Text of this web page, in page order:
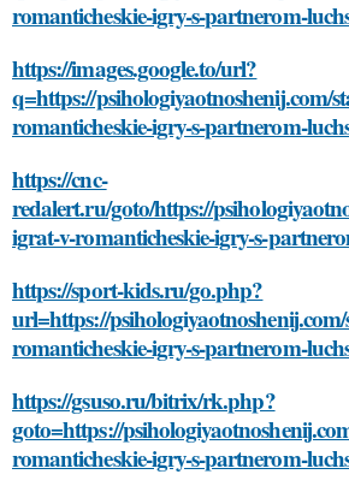
romanticheskie-igry-s-partnerom-
https://images.google.to/url?
q=https://psihologiyaotnoshenij.com/
romanticheskie-igry-s-partnerom-
https://cnc-
redalert.ru/goto/https://
igrat-v-romanticheskie-igry-s-
https://sport-kids.ru/go.php?
url=https://
romanticheskie-igry-s-partnerom-
https://gsuso.ru/bitrix/rk.php?
goto=https://
romanticheskie-igry-s-partnerom-